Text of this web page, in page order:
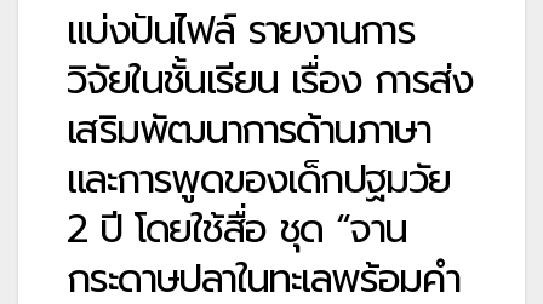
แบ่งปันไฟล์ รายงานการ
วิจัยในชั้นเรียน เรื่อง การส่ง
เสริมพัฒนาการด้านภาษา
และการพูดของเด็กปฐมวัย
2 ปี โดยใช้สื่อ ชุด “จาน
กระดาษปลาในทะเลพร้อมคำ